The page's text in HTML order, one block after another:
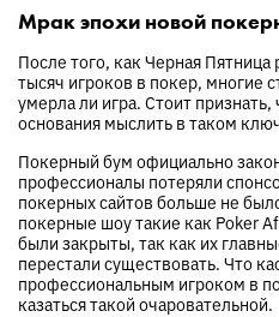
Мрак эпохи новой
После того, как Черная
тысяч игроков в покер, многие
умерла ли игра. Стоит
основания мыслить в таком
Покерный бум официально
профессионалы потеряли
покерных сайтов больше не
покерные шоу такие как Poker
были закрыты, так как их
перестали существовать. Что
профессиональным игроком в
казаться такой очаровательной.